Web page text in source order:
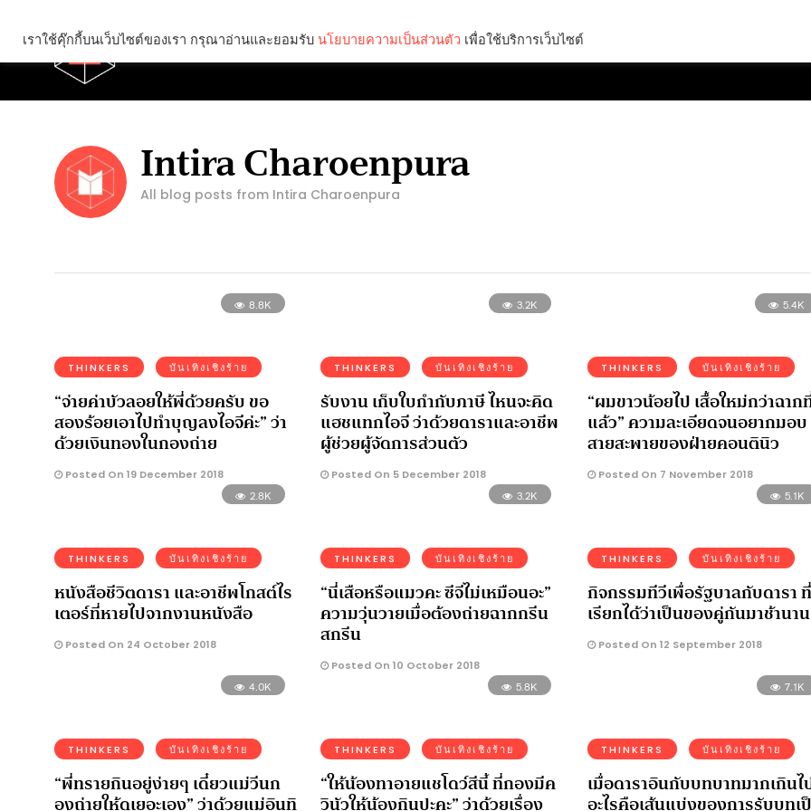
Intira Charoenpura
All blog posts from Intira Charoenpura
8.8K
THINKERS บันเทิงเชิงร้าย
“จ่ายค่าบัวลอยให้พี่ด้วยครับ ขอ
สองร้อยเอาไปทำบุญลงไอจีค่ะ” ว่า
ด้วยเงินทองในกองถ่าย
Posted On 19 December 2018
3.2K
THINKERS บันเทิงเชิงร้าย
รับงาน เก็บใบกำกับภาษี ไหนจะคิด
แฮชแทกไอจี ว่าด้วยดาราและอาชีพ
ผู้ช่วยผู้จัดการส่วนตัว
Posted On 5 December 2018
5.4K
THINKERS บันเทิงเชิงร้าย
“ผมขาวน้อยไป เสื้อใหม่กว่าฉาก
แล้ว” ความละเอียดจนอยากมอบ
สายสะพายของฝ่ายคอนตินิว
Posted On 7 November 2018
2.8K
THINKERS บันเทิงเชิงร้าย
หนังสือชีวิตดารา และอาชีพโกสต์ไร
เตอร์ที่หายไปจากงานหนังสือ
Posted On 24 October 2018
3.2K
THINKERS บันเทิงเชิงร้าย
“นี่เสือหรือแมวคะ ซีจีไม่เหมือนอะ”
ความวุ่นวายเมื่อต้องถ่ายฉากกรีน
สกรีน
Posted On 10 October 2018
5.1K
THINKERS บันเทิงเชิงร้าย
กิจกรรมทีวีเพื่อรัฐบาลกับดารา ที่
เรียกได้ว่าเป็นของคู่กันมาช้านาน
Posted On 12 September 2018
4.0K
THINKERS บันเทิงเชิงร้าย
“พี่ทรายกินอยู่ง่ายๆ เดี๋ยวแม่วีนก
องถ่ายให้ดูเยอะเอง” ว่าด้วยแม่อินทิ
5.8K
THINKERS บันเทิงเชิงร้าย
“ให้น้องทาอายแชโดว์สีนี้ ที่กองมีค
วินัวให้น้องกินปะคะ” ว่าด้วยเรื่อง
7.1K
THINKERS บันเทิงเชิงร้าย
เมื่อดาราอินกับบทบาทมากเกินไ
อะไรคือเส้นแบ่งของการรับบทเ
เราใช้คุ๊กกี้บนเว็บไซต์ของเรา กรุณาอ่านและยอมรับ นโยบายความเป็นส่วนตัว เพื่อใช้บริการเว็บไซต์